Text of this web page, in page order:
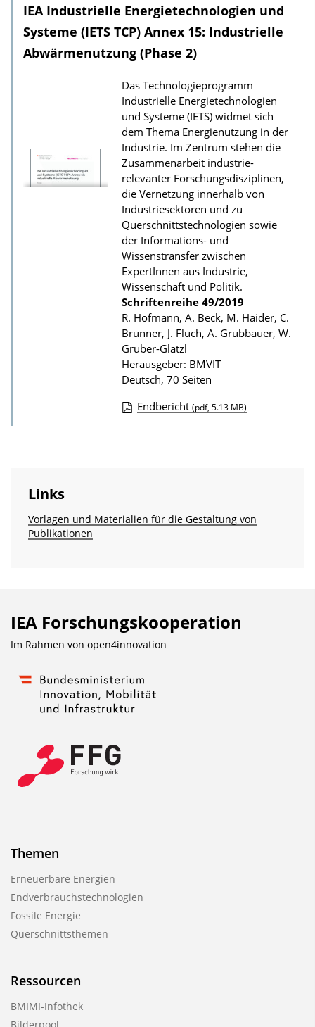
n
l
o
d
s
z
u
r
P
u
b
l
i
k
a
t
i
o
n
IEA Industrielle Energietechnologien und
Systeme (IETS TCP) Annex 15: Industrielle
Abwärmenutzung (Phase 2)
Das Technologieprogramm
Industrielle Energietechnologien
und Systeme (IETS) widmet sich
dem Thema Energienutzung in der
Industrie. Im Zentrum stehen die
Zusammenarbeit industrie-
relevanter Forschungsdisziplinen,
die Vernetzung innerhalb von
Industriesektoren und zu
Querschnittstechnologien sowie
der Informations- und
Wissenstransfer zwischen
ExpertInnen aus Industrie,
Wissenschaft und Politik.
Schriftenreihe 49/2019
R. Hofmann, A. Beck, M. Haider, C.
Brunner, J. Fluch, A. Grubbauer, W.
Gruber-Glatzl
Herausgeber: BMVIT
Deutsch, 70 Seiten
o
u
r
u
b
a
Endbericht (pdf, 5.13 MB)
Links
Vorlagen und Materialien für die Gestaltung von
Publikationen
IEA Forschungs­kooperation
Im Rahmen von open4innovation
Themen
Erneuerbare Energien
Endverbrauchstechnologien
Fossile Energie
Querschnittsthemen
Ressourcen
BMIMI-Infothek